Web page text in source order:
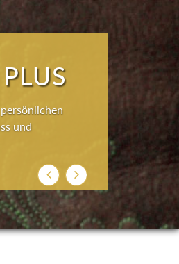
Einatmen,
ZurückWeiter